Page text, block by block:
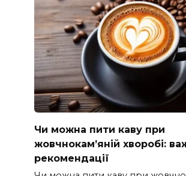
Чи можна пити каву при
жовчнокам’яній хворобі:
рекомендації